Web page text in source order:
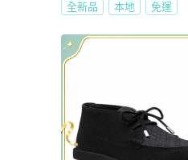
全新品 本地 免運